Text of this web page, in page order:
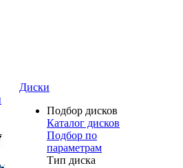
Диски
Подбор дисков
Каталог дисков
Подбор по
параметрам
Тип диска